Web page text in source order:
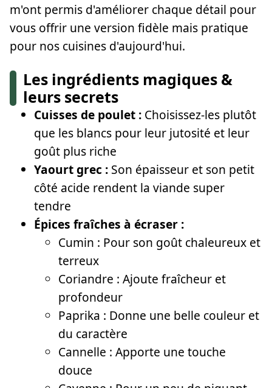
m'ont permis d'améliorer chaque détail pour
vous offrir une version fidèle mais pratique
pour nos cuisines d'aujourd'hui.
Les ingrédients magiques &
leurs secrets
Cuisses de poulet : Choisissez-les plutôt
que les blancs pour leur jutosité et leur
goût plus riche
Yaourt grec : Son épaisseur et son petit
côté acide rendent la viande super
tendre
Épices fraîches à écraser :
Cumin : Pour son goût chaleureux et
terreux
Coriandre : Ajoute fraîcheur et
profondeur
Paprika : Donne une belle couleur et
du caractère
Cannelle : Apporte une touche
douce